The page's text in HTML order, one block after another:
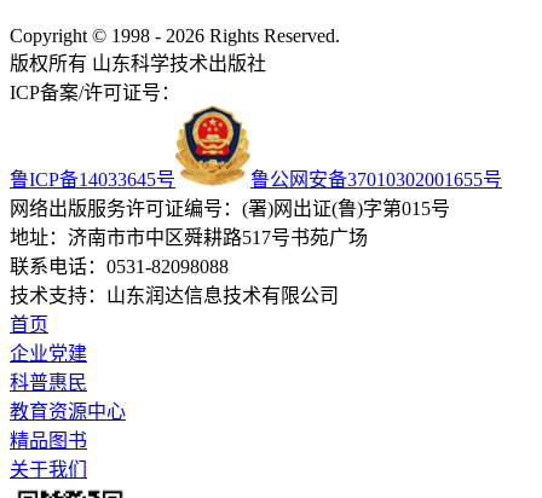
Copyright © 1998 - 2026 Rights Reserved.
版权所有 山东科学技术出版社
ICP备案/许可证号：
鲁ICP备14033645号
鲁公网安备37010302001655号
网络出版服务许可证编号：(署)网出证(鲁)字第015号
地址：济南市市中区舜耕路517号书苑广场
联系电话：0531-82098088
技术支持：山东润达信息技术有限公司
首页
企业党建
科普惠民
教育资源中心
精品图书
关于我们